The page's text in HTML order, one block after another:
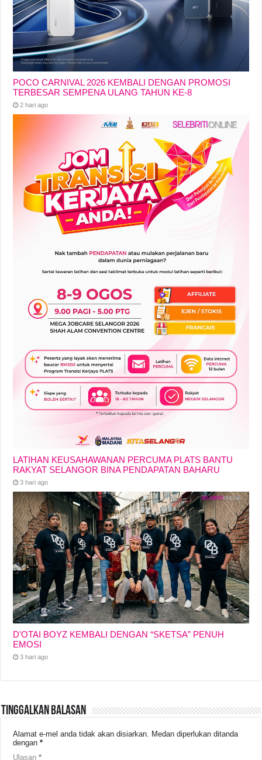
POCO CARNIVAL 2026 KEMBALI DENGAN PROMOSI
TERBESAR SEMPENA ULANG TAHUN KE-8
2 hari ago
LATIHAN KEUSAHAWANAN PERCUMA PLATS BANTU
RAKYAT SELANGOR BINA PENDAPATAN BAHARU
3 hari ago
D’OTAI BOYZ KEMBALI DENGAN “SKETSA” PENUH
EMOSI
3 hari ago
Tinggalkan Balasan
Alamat e-mel anda tidak akan disiarkan.
Medan diperlukan ditanda
dengan*
Ulasan*